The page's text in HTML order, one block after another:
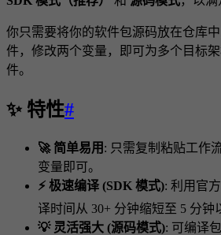
你只需要将你的软件包源码放在仓库
件，修改两个变量，即可为多个目标
件。
✨ 特性#
🚀 简单易用 : 只需复制粘贴工作
变量即可。
⚡️ 极速编译 (SDK 模式): 利用官
译时间从 30+ 分钟缩短至 5 分钟
💡 灵活强大 (源码模式): 可编译